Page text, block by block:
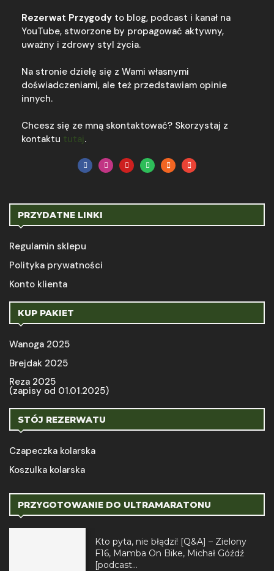
Rezerwat Przygody to blog, podcast i kanał na
YouTube, stworzone by propagować aktywny,
uważny i zdrowy styl życia.
Na stronie dzielę się z Wami własnymi
doświadczeniami, ale też przedstawiam opinie
innych.
Chcesz się ze mną skontaktować? Skorzystaj z
kontaktu tutaj.
PRZYDATNE LINKI
Regulamin sklepu
Polityka prywatności
Konto klienta
KUP PAKIET
Wanoga 2025
Brejdak 2025
Reza 2025
(zapisy od 01.01.2025)
STÓJ REZERWATU
Czapeczka kolarska
Koszulka kolarska
PRZYGOTOWANIE DO ULTRAMARATONU
Kto pyta, nie błądzi! [Q&A] – Zielony
F16, Mamba On Bike, Michał Góźdź
[podcast...